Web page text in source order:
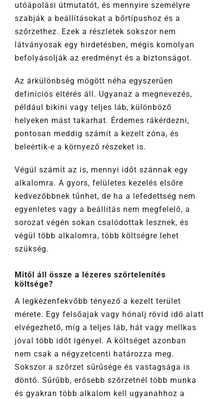
utóápolási útmutatót, és mennyire személyre
szabják a beállításokat a bőrtípushoz és a
szőrzethez. Ezek a részletek sokszor nem
látványosak egy hirdetésben, mégis komolyan
befolyásolják az eredményt és a biztonságot.
Az árkülönbség mögött néha egyszerűen
definíciós eltérés áll. Ugyanaz a megnevezés,
például bikini vagy teljes láb, különböző
helyeken mást takarhat. Érdemes rákérdezni,
pontosan meddig számít a kezelt zóna, és
beleértik-e a környező részeket is.
Végül számít az is, mennyi időt szánnak egy
alkalomra. A gyors, felületes kezelés elsőre
kedvezőbbnek tűnhet, de ha a lefedettség nem
egyenletes vagy a beállítás nem megfelelő, a
sorozat végén sokan csalódottak lesznek, és
végül több alkalomra, több költségre lehet
szükség.
Mitől áll össze a lézeres szőrtelenítés
költsége?
A legkézenfekvőbb tényező a kezelt terület
mérete. Egy felsőajak vagy hónalj rövid idő alatt
elvégezhető, míg a teljes láb, hát vagy mellkas
jóval több időt igényel. A költséget azonban
nem csak a négyzetcenti határozza meg.
Sokszor a szőrzet sűrűsége és vastagsága is
döntő. Sűrűbb, erősebb szőrzetnél több munka
és gyakran több alkalom kell ugyanahhoz a